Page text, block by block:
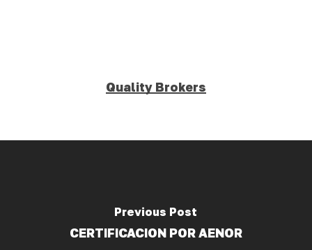
Quality Brokers
Previous Post
CERTIFICACION POR AENOR